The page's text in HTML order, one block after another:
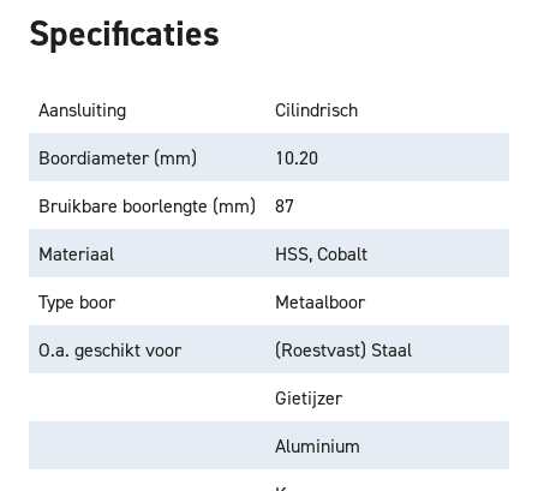
Specificaties
Aansluiting
Cilindrisch
Boordiameter (mm)
10.20
Bruikbare boorlengte (mm)
87
Materiaal
HSS, Cobalt
Type boor
Metaalboor
O.a. geschikt voor
(Roestvast) Staal
Gietijzer
Aluminium